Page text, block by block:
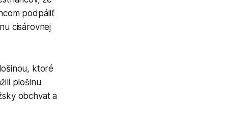
podpáliť
cisárovnej
ktoré
plošinu
obchvat a